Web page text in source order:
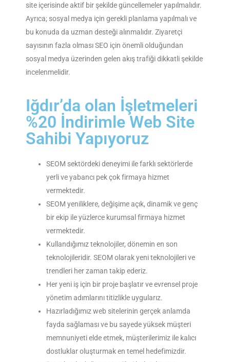
site içerisinde aktif bir şekilde güncellemeler yapılmalıdır.
Ayrıca; sosyal medya için gerekli planlama yapılmalı ve
bu konuda da uzman desteği alınmalıdır. Ziyaretçi
sayısının fazla olması SEO için önemli olduğundan
sosyal medya üzerinden gelen akış trafiği dikkatli şekilde
incelenmelidir.
Iğdır’da olan İşletmeleri
%20 İndirimle Web Site
Sahibi Yapıyoruz
SEOM sektördeki deneyimi ile farklı sektörlerde
yerli ve yabancı pek çok firmaya hizmet
vermektedir.
SEOM yeniliklere, değişime açık, dinamik ve genç
bir ekip ile yüzlerce kurumsal firmaya hizmet
vermektedir.
Kullandığımız teknolojiler, dönemin en son
teknolojileridir. SEOM olarak yeni teknolojileri ve
trendleri her zaman takip ederiz.
Her yeni iş için bir proje başlatır ve evrensel proje
yönetim adımlarını titizlikle uygularız.
Hazırladığımız web sitelerinin gerçek anlamda
fayda sağlaması ve bu sayede yüksek müşteri
memnuniyeti elde etmek, müşterilerimiz ile kalıcı
dostluklar oluşturmak en temel hedefimizdir.